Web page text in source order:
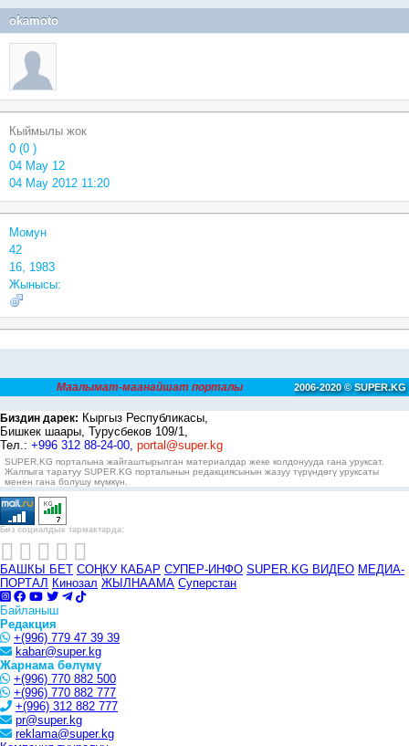
okamoto
Кыймылы жок
0 (0 )
04 May 12
04 May 2012 11:20
Момун
42
16, 1983
Жынысы:
Маалымат-маанайшат порталы 2006-2020 © SUPER.KG
Биздин дарек: Кыргыз Республикасы,
Бишкек шаары, Турусбеков 109/1,
Тел.: +996 312 88-24-00, portal@super.kg
SUPER.KG порталына жайгаштырылган материалдар жеке колдонууда гана уруксат.
Жалпыга таратуу SUPER.KG порталынын редакциясынын жазуу түрүндөгү уруксаты
менен гана болушу мүмкүн.
Биз социалдык тармактарда:
БАШКЫ БЕТ СОҢКУ КАБАР СУПЕР-ИНФО SUPER.KG ВИДЕО МЕДИА-
ПОРТАЛ Кинозал ЖЫЛНААМА Суперстан
Байланыш
Редакция
+(996) 779 47 39 39
kabar@super.kg
Жарнама бөлүмү
+(996) 770 882 500
+(996) 770 882 777
+(996) 312 882 777
pr@super.kg
reklama@super.kg